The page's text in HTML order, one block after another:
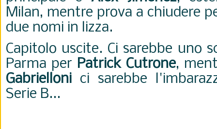
Milan, mentre prova a chiudere
due nomi in lizza.
Capitolo uscite. Ci sarebbe uno
Parma per Patrick Cutrone,
Gabrielloni ci sarebbe
Serie B...